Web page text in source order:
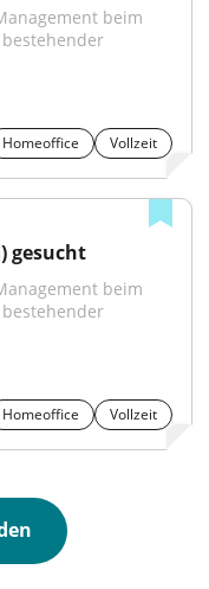
beim
Homeoffice Vollzeit
gesucht
beim
Homeoffice Vollzeit